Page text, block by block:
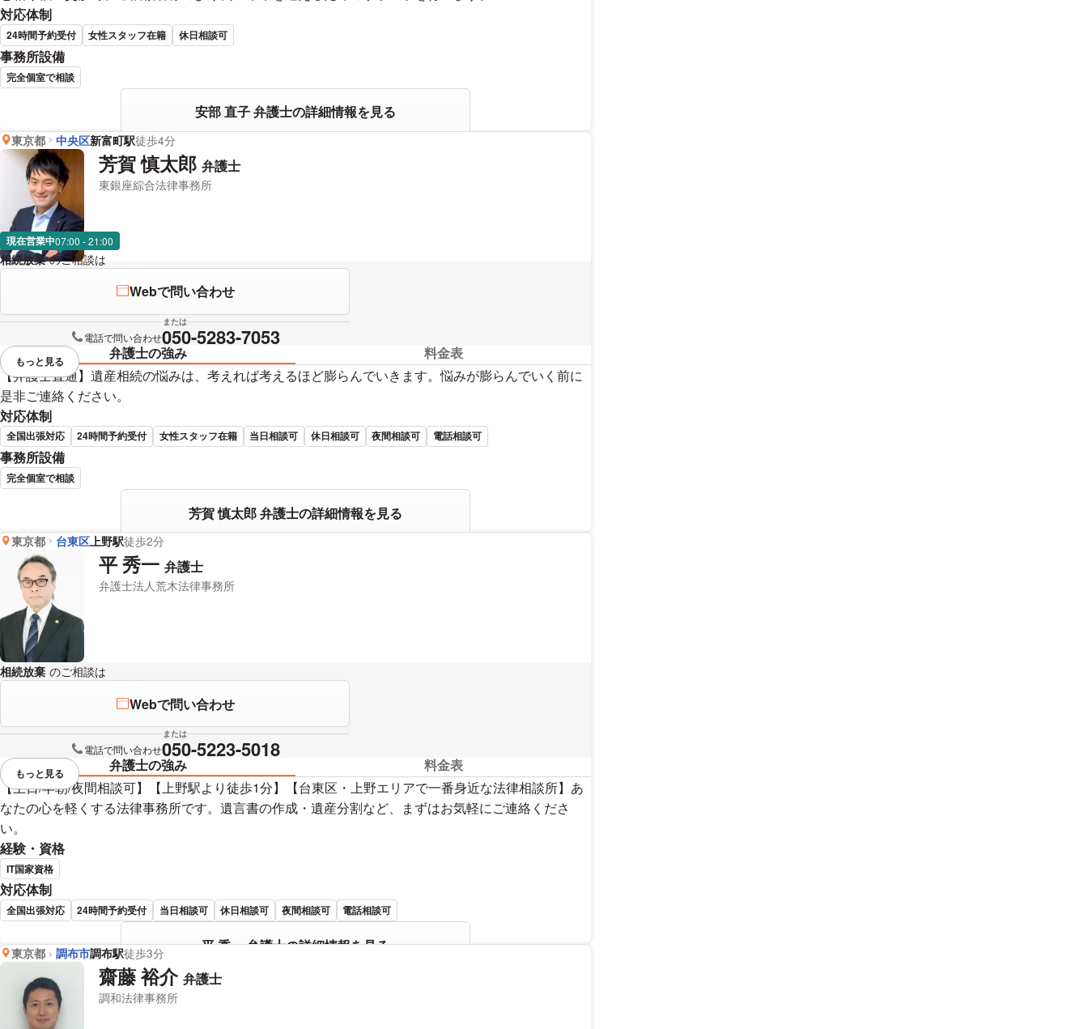
対応体制
24時間予約受付 女性スタッフ在籍 休日相談可
事務所設備
完全個室で相談
安部 直子 弁護士の詳細情報を見る
東京都 中央区新富町駅徒歩4分
芳賀 慎太郎 弁護士
東銀座綜合法律事務所
現在営業中07:00 - 21:00
相続放棄 のご相談は
Webで問い合わせ
または
電話で問い合わせ050-5283-7053
弁護士の強み
料金表
【弁護士直通】遺産相続の悩みは、考えれば考えるほど膨らんでいきます。悩みが膨らんでいく前に
是非ご連絡ください。
対応体制
全国出張対応 24時間予約受付 女性スタッフ在籍 当日相談可 休日相談可 夜間相談可 電話相談可
事務所設備
完全個室で相談
芳賀 慎太郎 弁護士の詳細情報を見る
視覚的に省略されている要素を
もっと見る
東京都 台東区上野駅徒歩2分
平 秀一 弁護士
弁護士法人荒木法律事務所
相続放棄 のご相談は
Webで問い合わせ
または
電話で問い合わせ050-5223-5018
弁護士の強み
料金表
【土日/早朝/夜間相談可】【上野駅より徒歩1分】【台東区・上野エリアで一番身近な法律相談所】あ
なたの心を軽くする法律事務所です。遺言書の作成・遺産分割など、まずはお気軽にご連絡くださ
い。
経験・資格
IT国家資格
対応体制
全国出張対応 24時間予約受付 当日相談可 休日相談可 夜間相談可 電話相談可
平 秀一 弁護士の詳細情報を見る
視覚的に省略されている要素を
もっと見る
東京都 調布市調布駅徒歩3分
齋藤 裕介 弁護士
調和法律事務所